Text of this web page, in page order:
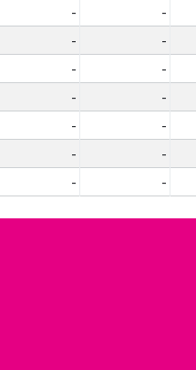
- -
- -
- -
- -
- -
- -
- -